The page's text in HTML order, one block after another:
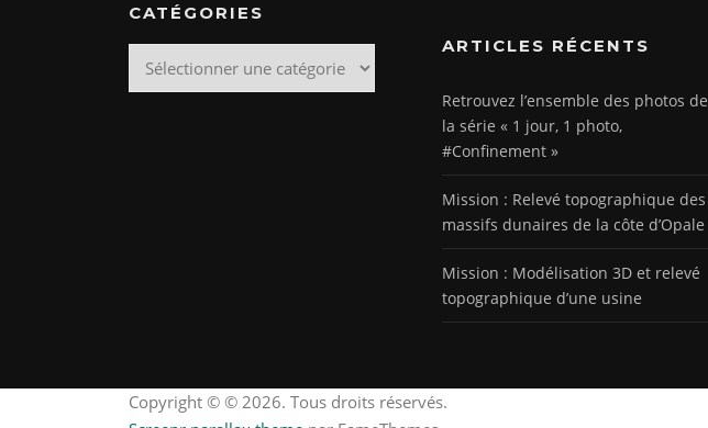
CATÉGORIES
ARTICLES RÉCENTS
Retrouvez l’ensemble des photos de
la série « 1 jour, 1 photo,
#Confinement »
Mission : Relevé topographique des
massifs dunaires de la côte d’Opale
Mission : Modélisation 3D et relevé
topographique d’une usine
Copyright © © 2026. Tous droits réservés.